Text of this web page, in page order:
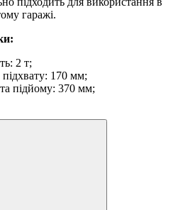
гаражі.
2 т;
підхвату: 170 мм;
підйому: 370 мм;